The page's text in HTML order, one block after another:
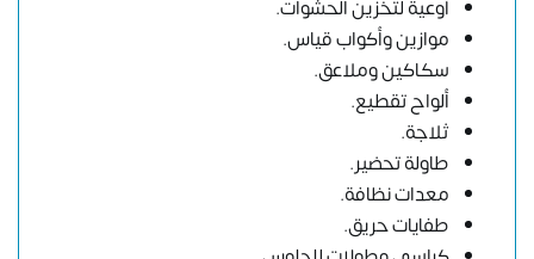
أوعية لتخزين الحشوات.
موازين وأكواب قياس.
سكاكين وملاعق.
ألواح تقطيع.
ثلاجة.
طاولة تحضير.
معدات نظافة.
طفايات حريق.